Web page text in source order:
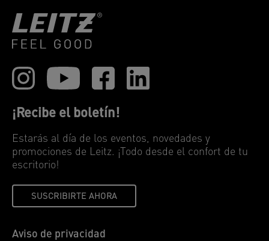
¡Recibe el boletín!
Estarás al día de los eventos, novedades y
promociones de Leitz. ¡Todo desde el confort de tu
escritorio!
SUSCRIBIRTE AHORA
Aviso de privacidad